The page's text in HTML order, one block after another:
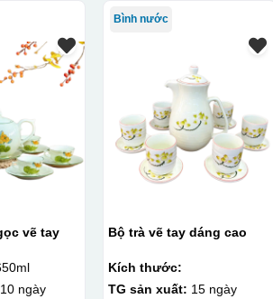
vẽ tay
10 ngày
Bình nước
Bộ trà vẽ tay dáng cao
Kích thước:
TG sản xuất: 15 ngày